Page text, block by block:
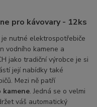
pro kávovary - 12ks
nutné elektrospotřebiče
vodního kamene a
jako tradiční výrobce je si
její nabídky také
Mezi ně patří
. Jedná se o velmi
váš automatický